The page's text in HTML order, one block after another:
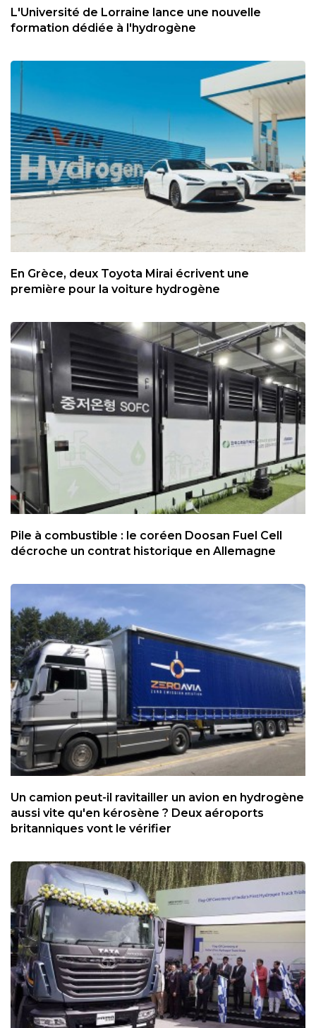
L'Université de Lorraine lance une nouvelle
formation dédiée à l'hydrogène
En Grèce, deux Toyota Mirai écrivent une
première pour la voiture hydrogène
Pile à combustible : le coréen Doosan Fuel Cell
décroche un contrat historique en Allemagne
Un camion peut-il ravitailler un avion en hydrogène
aussi vite qu'en kérosène ? Deux aéroports
britanniques vont le vérifier